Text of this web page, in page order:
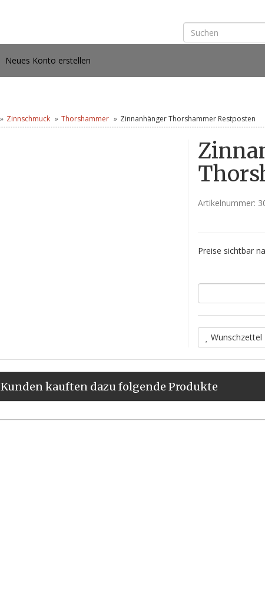
Neues Konto erstellen
Zinnschmuck Thorshammer Zinnanhänger Thorshammer Restposten
Artikelnummer:
Preise sichtbar
Wunschzettel
Kunden kauften dazu folgende Produkte